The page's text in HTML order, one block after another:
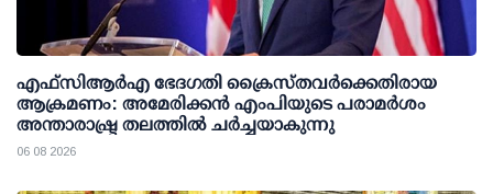
എഫ്‌സി‌ആര്‍‌എ ഭേദഗതി ക്രൈസ്തവർക്കെതിരായ
ആക്രമണം: അമേരിക്കൻ എംപിയുടെ പരാമർശം
അന്താരാഷ്ട്ര തലത്തിൽ ചർച്ചയാകുന്നു
06 08 2026